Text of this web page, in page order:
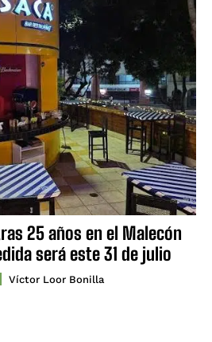
25 años en el Malecón
será este 31 de julio
Víctor Loor Bonilla